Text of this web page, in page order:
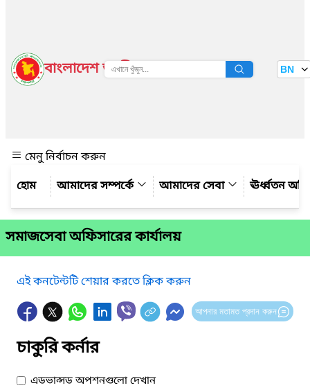
বাংলাদেশ জাতীয় তথ্য বাতায়ন BN
মেনু নির্বাচন করুন
আমাদের সম্পর্কে
আমাদের সেবা ঊর্ধ্বতন
সমাজসেবা অফিসারের কার্যালয়
এই কনটেন্টটি শেয়ার করতে ক্লিক করুন
আপনার মতামত প্রদান করুন
চাকুরি কর্নার
এডভান্সড অপশনগুলো দেখান